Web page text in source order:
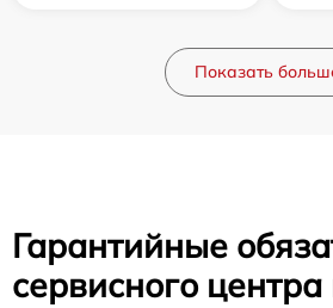
Показать
Гарантийные
сервисного